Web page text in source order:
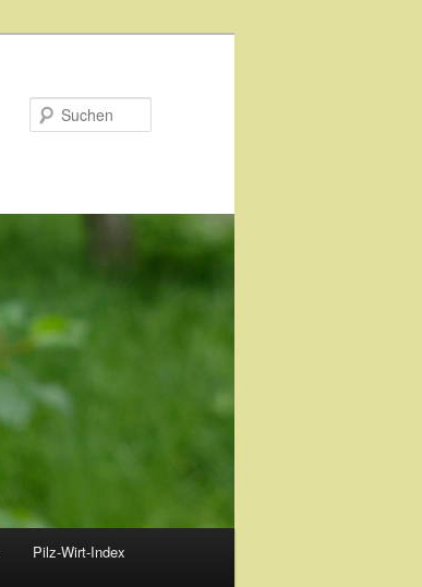
Pilz-Wirt-Index